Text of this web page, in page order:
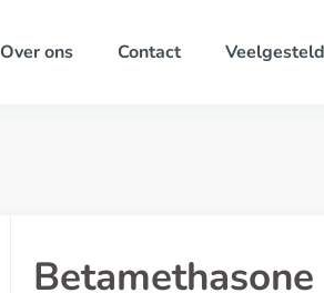
Over ons Contact
Betamethasone